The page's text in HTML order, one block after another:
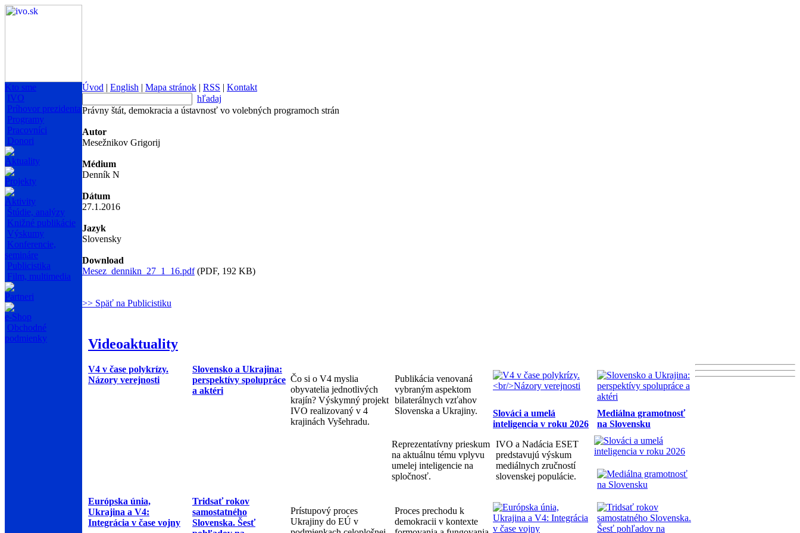
Kto sme
IVO
Príhovor prezidenta
Programy
Pracovníci
Donori
Aktuality
Projekty
Aktivity
Štúdie, analýzy
Knižné publikácie
Výskumy
Konferencie,
semináre
Publicistika
Film, multimedia
Partneri
e-Shop
Obchodné
podmienky
Úvod | English | Mapa stránok | RSS | Kontakt
hľadaj
Právny štát, demokracia a ústavnosť vo volebných programoch strán
Autor
Mesežnikov Grigorij
Médium
Denník N
Dátum
27.1.2016
Jazyk
Slovensky
Download
Mesez_dennikn_27_1_16.pdf(PDF, 192 KB)
>> Späť na Publicistiku
Videoaktuality
V4 v čase polykrízy.
Názory verejnosti
Slovensko a Ukrajina:
perspektívy spolupráce
a aktéri
Čo si o V4 myslia
obyvatelia jednotlivých
krajín? Výskymný projekt
IVO realizovaný v 4
krajinách Vyšehradu.
Publikácia venovaná
vybraným aspektom
bilaterálnych vzťahov
Slovenska a Ukrajiny.
Slováci a umelá
inteligencia v roku 2026
Mediálna gramotnosť
na Slovensku
Reprezentatívny prieskum
na aktuálnu tému vplyvu
umelej inteligencie na
spločnosť.
IVO a Nadácia ESET
predstavujú výskum
mediálnych zručností
slovenskej populácie.
Európska únia,
Ukrajina a V4:
Integrácia v čase vojny
Tridsať rokov
samostatného
Slovenska. Šesť
Prístupový proces
Ukrajiny do EÚ v
Proces prechodu k
demokracii v kontexte